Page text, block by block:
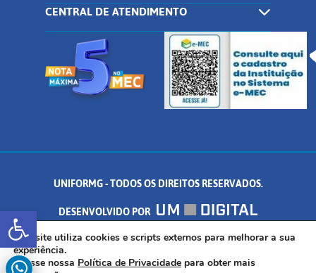
Abrir a barra de ferramentas
CENTRAL DE ATENDIMENTO
UNIFORMG - TODOS OS DIREITOS RESERVADOS.
DESENVOLVIDO POR
AV. DR. ARNALDO DE SENNA, 328 - PALMEIRAS, FORMIGA/MG - CEP:
35.574.530
Este site utiliza cookies e scripts externos para melhorar a sua
experiência.
Acesse nossa Política de Privacidade para obter mais